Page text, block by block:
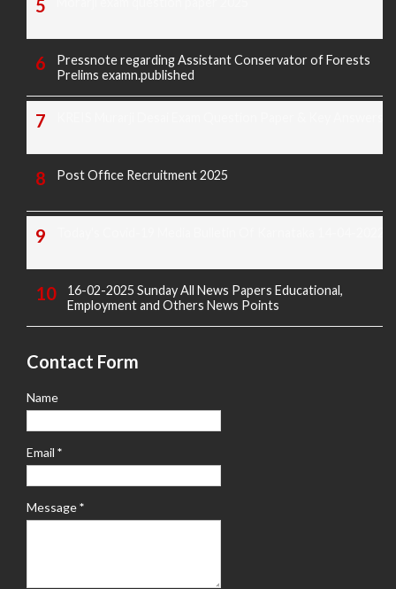
Pressnote regarding Assistant Conservator of Forests
Prelims examn.published
Post Office Recruitment 2025
16-02-2025 Sunday All News Papers Educational,
Employment and Others News Points
Contact Form
Name
Email *
Message*